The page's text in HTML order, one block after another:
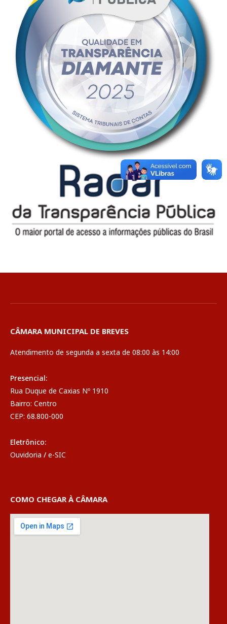
CÂMARA MUNICIPAL DE BREVES
Atendimento de segunda a sexta de 08:00 às 14:00
Presencial:
Rua Duque de Caxias Nº 1910
Bairro: Centro
CEP: 68.800-000
Eletrônico:
Ouvidoria / e-SIC
COMO CHEGAR À CÂMARA